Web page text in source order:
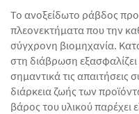
Το ανοξείδωτο ράβδος
πλεονεκτήματα που την
σύγχρονη βιομηχανία.
στη διάβρωση
σημαντικά τις απαιτήσεις
διάρκεια ζωής των
βάρος του υλικού παρέχει